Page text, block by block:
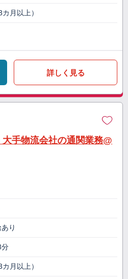
月以上）
詳しく見る
大手物流会社の通関業務@
り
分
月以上）